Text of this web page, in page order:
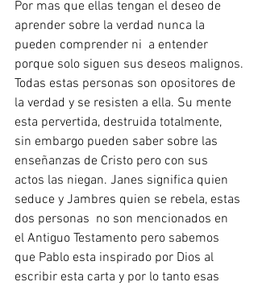
Por mas que ellas tengan el deseo de
aprender sobre la verdad nunca la
pueden comprender ni  a entender
porque solo siguen sus deseos malignos.
Todas estas personas son opositores de
la verdad y se resisten a ella. Su mente
esta pervertida, destruida totalmente,
sin embargo pueden saber sobre las
enseñanzas de Cristo pero con sus
actos las niegan. Janes significa quien
seduce y Jambres quien se rebela, estas
dos personas  no son mencionados en
el Antiguo Testamento pero sabemos
que Pablo esta inspirado por Dios al
escribir esta carta y por lo tanto esas